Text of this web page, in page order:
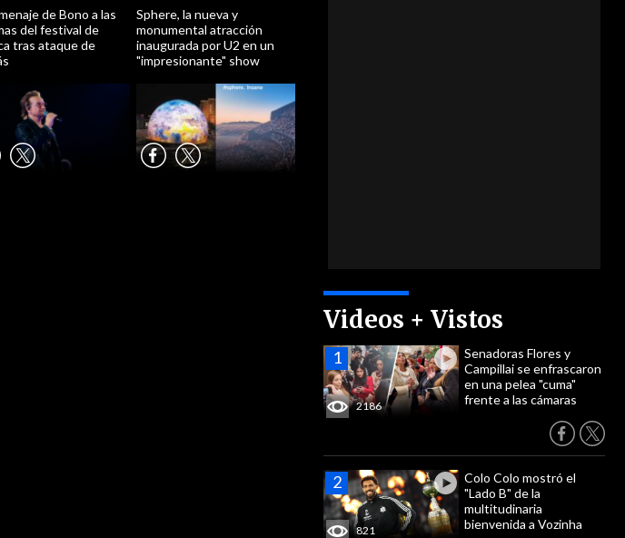
Videos + Vistos
2186
Senadoras Flores y
Campillai se enfrascaron
en una pelea "cuma"
frente a las cámaras
821
Colo Colo mostró el
"Lado B" de la
multitudinaria
bienvenida a Vozinha
de Bono a las
del festival de
tras ataque de
Sphere, la nueva y
monumental atracción
inaugurada por U2 en un
"impresionante" show